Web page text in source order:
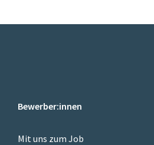
Bewerber:innen
Mit uns zum Job